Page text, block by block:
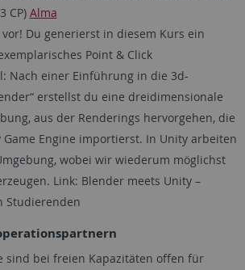
CP) Alma
Du generierst in diesem Kurs ein
Point & Click
Nach einer Einführung in die 3d-
erstellst du eine dreidimensionale
aus der Renderings hervorgehen, die
Engine importierst. In Unity arbeiten
wobei wir wiederum möglichst
Link: Blender meets Unity –
Studierenden
sind bei freien Kapazitäten offen für